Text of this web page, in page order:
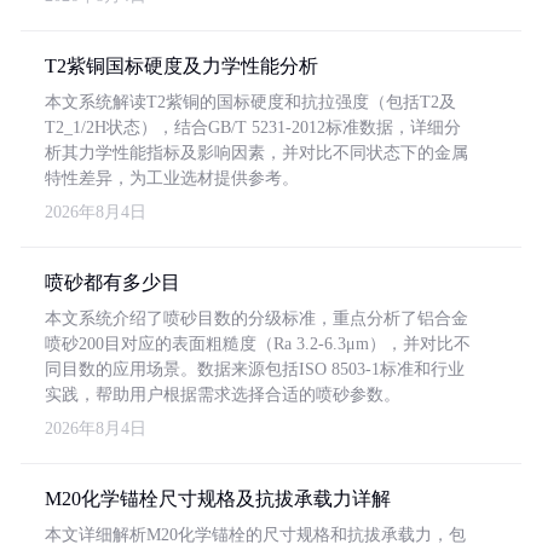
T2紫铜国标硬度及力学性能分析
本文系统解读T2紫铜的国标硬度和抗拉强度（包括T2及
T2_1/2H状态），结合GB/T 5231-2012标准数据，详细分
析其力学性能指标及影响因素，并对比不同状态下的金属
特性差异，为工业选材提供参考。
2026年8月4日
喷砂都有多少目
本文系统介绍了喷砂目数的分级标准，重点分析了铝合金
喷砂200目对应的表面粗糙度（Ra 3.2-6.3μm），并对比不
同目数的应用场景。数据来源包括ISO 8503-1标准和行业
实践，帮助用户根据需求选择合适的喷砂参数。
2026年8月4日
M20化学锚栓尺寸规格及抗拔承载力详解
本文详细解析M20化学锚栓的尺寸规格和抗拔承载力，包